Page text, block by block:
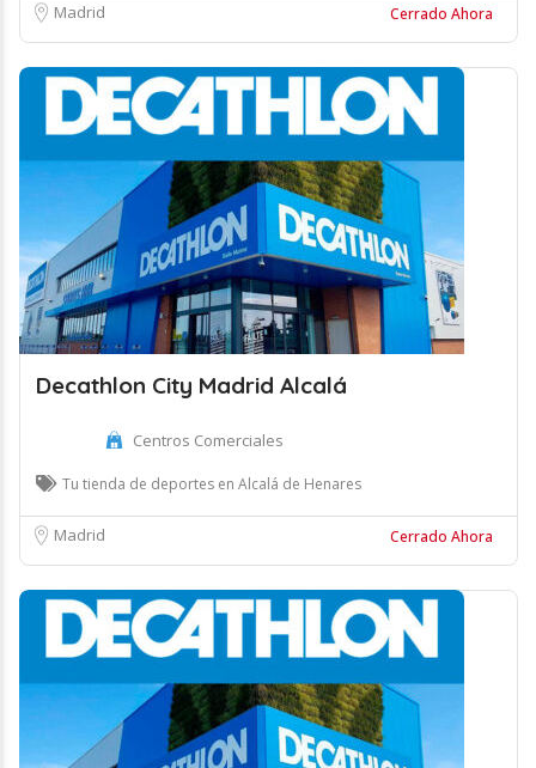
Madrid Cerrado Ahora
Decathlon City Madrid Alcalá
Centros Comerciales
Tu tienda de deportes en Alcalá de Henares
Madrid Cerrado Ahora